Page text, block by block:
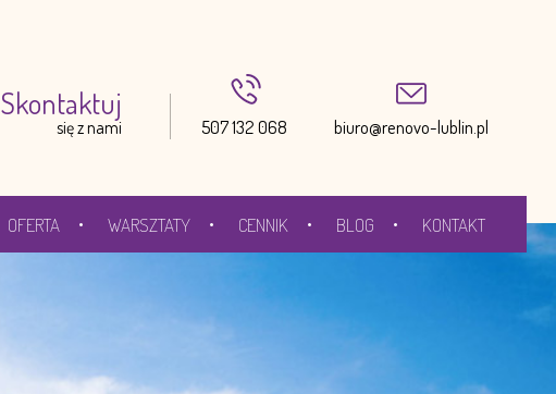
Skontaktuj
się z nami 507 132 068 biuro@renovo-lublin.pl
OFERTA WARSZTATY CENNIK BLOG KONTAKT